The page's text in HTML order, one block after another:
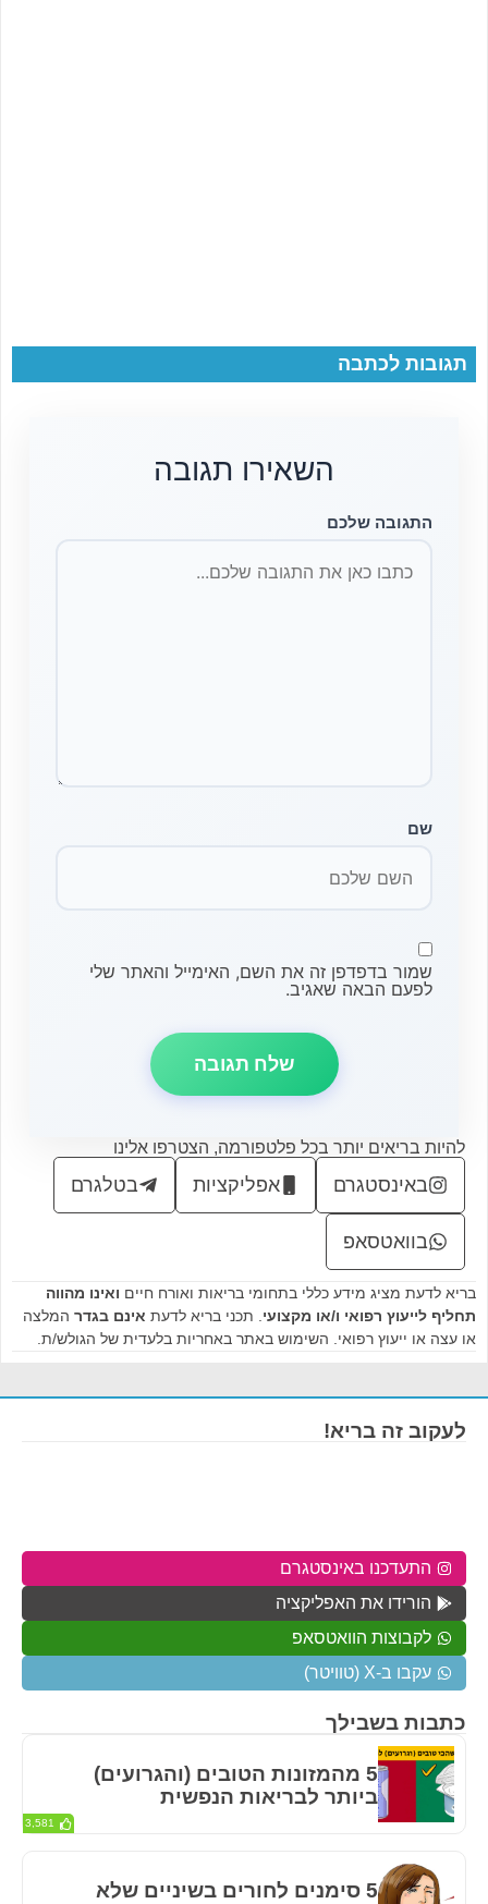
תגובות לכתבה
השאירו תגובה
התגובה שלכם
שם
שמור בדפדפן זה את השם, האימייל והאתר שלי
לפעם הבאה שאגיב.
להיות בריאים יותר בכל פלטפורמה, הצטרפו אלינו
באינסטגרם אפליקציות בטלגרם
בוואטסאפ
בריא לדעת מציג מידע כללי בתחומי בריאות ואורח חיים ואינו מהווה
תחליף לייעוץ רפואי ו/או מקצועי . תכני בריא לדעת אינם בגדר המלצה
או עצה או ייעוץ רפואי. השימוש באתר באחריות בלעדית של הגולש/ת.
כתבות בשבילך
5 מהמזונות הטובים (והגרועים)
ביותר לבריאות הנפשית
3,581
5 סימנים לחורים בשיניים שלא
לעקוב זה בריא!
התעדכנו באינסטגרם
הורידו את האפליקציה
לקבוצות הוואטסאפ
עקבו ב-X (טוויטר)